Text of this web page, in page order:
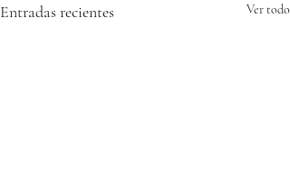
Entradas recientes Ver todo